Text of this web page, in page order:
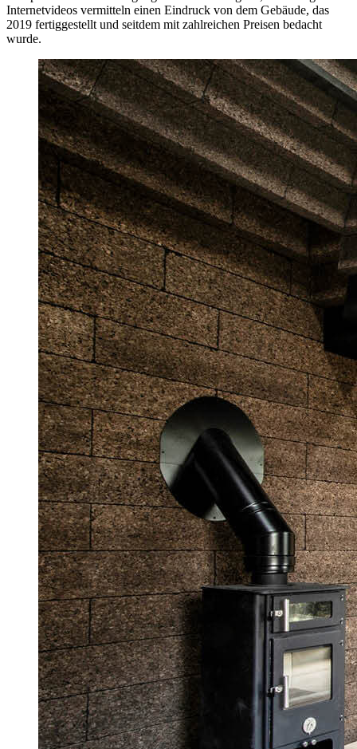
Internetvideos vermitteln einen Eindruck von dem Gebäude, das
2019 fertiggestellt und seitdem mit zahlreichen Preisen bedacht
wurde.